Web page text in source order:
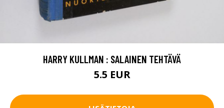
HARRY KULLMAN : SALAINEN TEHTÄVÄ
5.5 EUR